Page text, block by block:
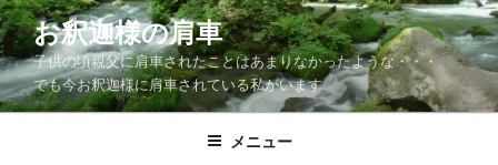
コ
ン
テ
ン
ツ
お釈迦様の肩車
子供の頃親父に肩車されたことはあまりなかったような・・・
でも今お釈迦様に肩車されている私がいます
メニュー